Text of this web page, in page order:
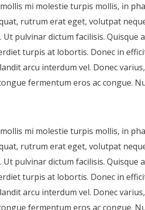
mi molestie turpis mollis, in
rutrum erat eget, volutpat
pulvinar dictum facilisis. Quisque
turpis at lobortis. Donec in
arcu interdum vel. Donec
fermentum eros ac congue.
mi molestie turpis mollis, in
rutrum erat eget, volutpat
pulvinar dictum facilisis. Quisque
turpis at lobortis. Donec in
arcu interdum vel. Donec
fermentum eros ac congue.